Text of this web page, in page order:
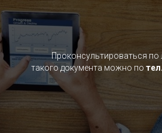
Проконсультироваться
такого документа можно по